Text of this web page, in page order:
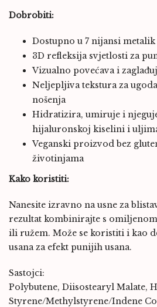
Dobrobiti:
Dostupno u 7 nijansi metalik
3D refleksija svjetlosti za
Vizualno povećava i
Neljepljiva tekstura za
nošenja
Hidratizira, umiruje i
hijaluronskoj kiselini i
Veganski proizvod bez
životinjama
Kako koristiti:
Nanesite izravno na usne za
rezultat kombinirajte s
ili ružem. Može se koristiti i kao
usana za efekt punijih usana.
Sastojci:
Polybutene, Diisostearyl Malate,
Styrene/Methylstyrene/Indene